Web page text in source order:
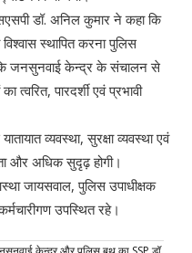
डॉ. अनिल कुमार ने कहा कि
स्थापित करना पुलिस
जनसुनवाई केन्द्र के संचालन से
त्वरित, पारदर्शी एवं प्रभावी
व्यवस्था, सुरक्षा व्यवस्था एवं
और अधिक सुदृढ़ होगी।
जायसवाल, पुलिस उपाधीक्षक
उपस्थित रहे।